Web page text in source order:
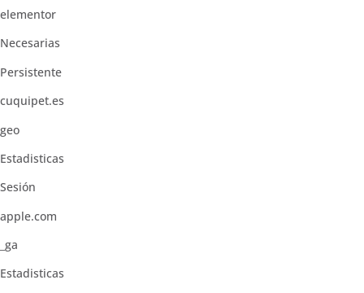
elementor
Necesarias
Persistente
cuquipet.es
geo
Estadisticas
Sesión
apple.com
_ga
Estadisticas